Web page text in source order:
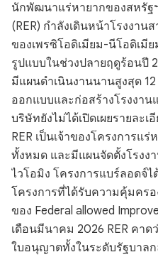
นักพัฒนาแร่หายากของสหรัฐฯ
(RER) กำลังเดินหน้าโรงงา
ของเพรซิโอดิเมียม-นีโอดิเมี
รูปแบบในช่วงปลายฤดูร้อนปี
มีแผนดำเนินงานนานสูงสุด
ออกแบบและก่อสร้างโรงงา
บริษัทยังไม่ได้เปิดเผยรายละ
RER เป็นเจ้าของโครงการแ
ทั้งหมด และมีแผนจัดตั้งโรงง
ไวโอมิง โครงการแบร์ลอดจ์
โครงการที่ได้รับความคุ้มครอ
ของ Federal allowed
เดือนมีนาคม 2026 RER คา
ใบอนุญาตทั้งในระดับรัฐบาล